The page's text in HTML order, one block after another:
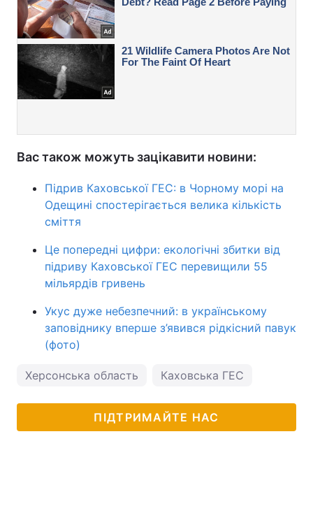
Вас також можуть зацікавити новини:
Підрив Каховської ГЕС: в Чорному морі на
Одещині спостерігається велика кількість
сміття
Це попередні цифри: екологічні збитки від
підриву Каховської ГЕС перевищили 55
мільярдів гривень
Укус дуже небезпечний: в українському
заповіднику вперше з’явився рідкісний павук
(фото)
Херсонська область Каховська ГЕС
ПІДТРИМАЙТЕ НАС